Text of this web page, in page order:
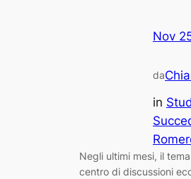
Nov
da
in
Negli ultimi mesi, il
centro di discussioni